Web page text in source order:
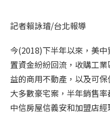
記者賴詠璿/台北報導
今(2018)下半年以來，美
置資金紛紛回流，收購工
益的商用不動產，以及可
大多數豪宅案，半年銷售
中信房屋信義安和加盟店